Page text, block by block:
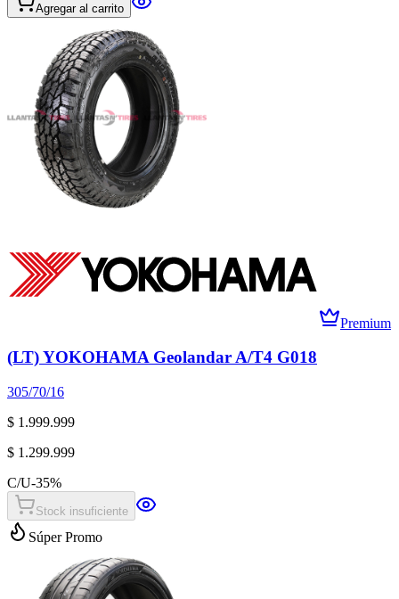
Agregar al carrito
Premium
(LT) YOKOHAMA Geolandar A/T4 G018
305/70/16
$ 1.999.999
$ 1.299.999
C/U-35%
Stock insuficiente
Súper Promo